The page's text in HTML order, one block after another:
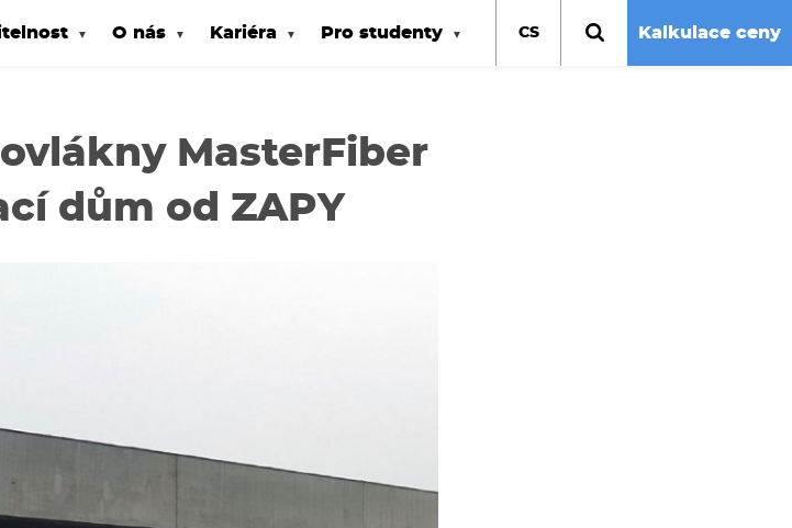
O nás Kariéra Pro studenty CS Kalkulace ceny
MasterFiber
dům od ZAPY